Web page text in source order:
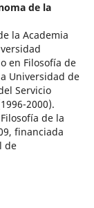
de la
la Academia
en Filosofía de
Universidad de
Servicio
2000).
de la
financiada
de